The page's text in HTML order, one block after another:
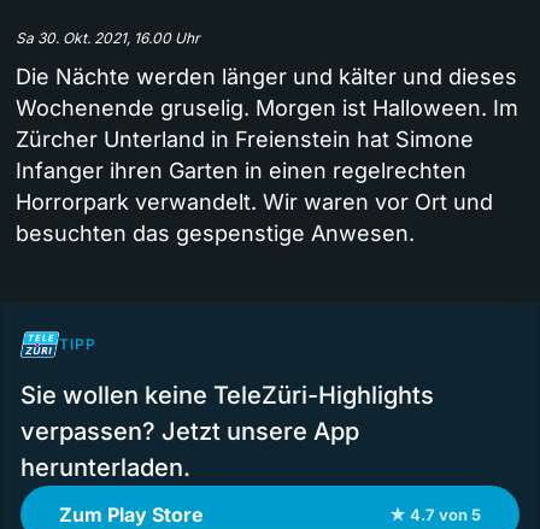
Sa 30. Okt. 2021, 16.00 Uhr
Die Nächte werden länger und kälter und dieses
Wochenende gruselig. Morgen ist Halloween. Im
Zürcher Unterland in Freienstein hat Simone
Infanger ihren Garten in einen regelrechten
Horrorpark verwandelt. Wir waren vor Ort und
besuchten das gespenstige Anwesen.
TIPP
Sie wollen keine TeleZüri-Highlights
verpassen? Jetzt unsere App
herunterladen.
Zum Play Store ★ 4.7 von 5